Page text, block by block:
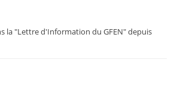
la "Lettre d'Information du GFEN" depuis